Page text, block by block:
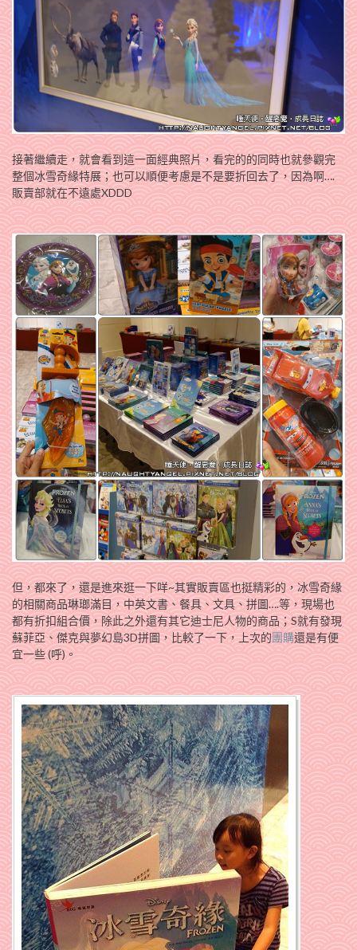
接著繼續走，就會看到這一面經典照片，看完的的同時也就參觀完
整個冰雪奇緣特展；也可以順便考慮是不是要折回去了，因為啊….
販賣部就在不遠處XDDD
但，都來了，還是進來逛一下咩~其實販賣區也挺精彩的，冰雪奇緣
的相關商品琳瑯滿目，中英文書、餐具、文具、拼圖….等，現場也
都有折扣組合價，除此之外還有其它迪士尼人物的商品；S就有發現
蘇菲亞、傑克與夢幻島3D拼圖，比較了一下，上次的團購還是有便
宜一些 (呼)。